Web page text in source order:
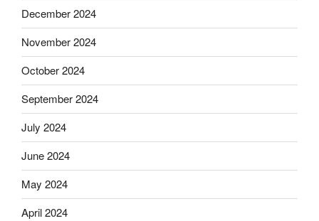
December 2024
November 2024
October 2024
September 2024
July 2024
June 2024
May 2024
April 2024